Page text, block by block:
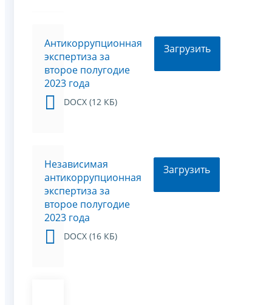
Антикоррупционная
экспертиза за
второе полугодие
2023 года
DOCX (12 КБ)
Загрузить
Независимая
антикоррупционная
экспертиза за
второе полугодие
2023 года
DOCX (16 КБ)
Загрузить